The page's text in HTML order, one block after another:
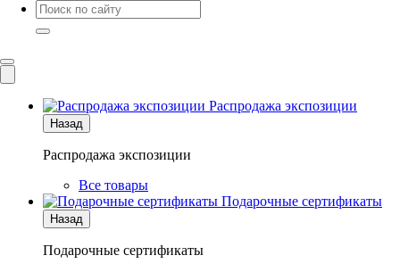
Распродажа экспозиции
Назад
Распродажа экспозиции
Все товары
Подарочные сертификаты
Назад
Подарочные сертификаты